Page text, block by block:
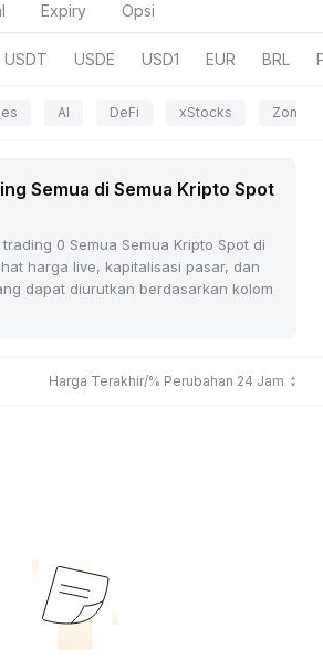
Expiry Opsi
USDT USDE USD1 EUR BRL
AI DeFi xStocks Zona
Semua di Semua Kripto Spot
0 Semua Semua Kripto Spot di
harga live, kapitalisasi pasar, dan
dapat diurutkan berdasarkan kolom
Harga Terakhir/% Perubahan 24 Jam